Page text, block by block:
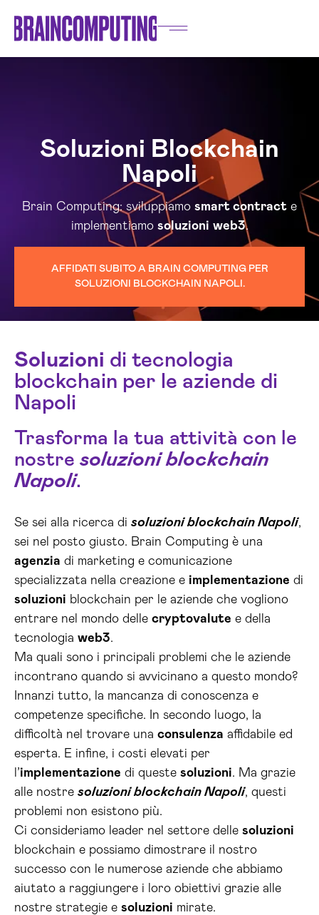
Soluzioni Blockchain
Napoli
Brain Computing: sviluppiamo smart contract e
implementiamo soluzioni web3.
AFFIDATI SUBITO A BRAIN COMPUTING PER
SOLUZIONI BLOCKCHAIN NAPOLI.
Soluzioni di tecnologia
blockchain per le aziende di
Napoli
Trasforma la tua attività con le
nostre soluzioni blockchain
Napoli.
Se sei alla ricerca di soluzioni blockchain Napoli,
sei nel posto giusto. Brain Computing è una
agenzia di marketing e comunicazione
specializzata nella creazione e implementazione di
soluzioni blockchain per le aziende che vogliono
entrare nel mondo delle cryptovalute e della
tecnologia web3.
Ma quali sono i principali problemi che le aziende
incontrano quando si avvicinano a questo mondo?
Innanzi tutto, la mancanza di conoscenza e
competenze specifiche. In secondo luogo, la
difficoltà nel trovare una consulenza affidabile ed
esperta. E infine, i costi elevati per
l’implementazione di queste soluzioni. Ma grazie
alle nostre soluzioni blockchain Napoli, questi
problemi non esistono più.
Ci consideriamo leader nel settore delle soluzioni
blockchain e possiamo dimostrare il nostro
successo con le numerose aziende che abbiamo
aiutato a raggiungere i loro obiettivi grazie alle
nostre strategie e soluzioni mirate.